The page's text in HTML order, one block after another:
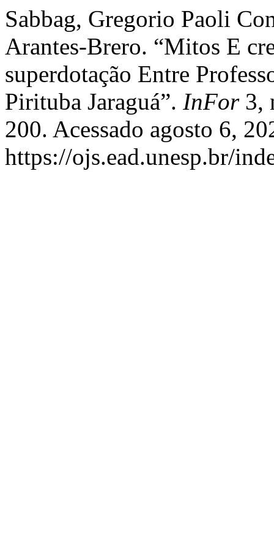
Sabbag, Gregorio Paoli
Arantes-Brero. “Mitos E
superdotação Entre
Pirituba Jaraguá”. InFor3,
200. Acessado agosto 6,
https://ojs.ead.unesp.br/